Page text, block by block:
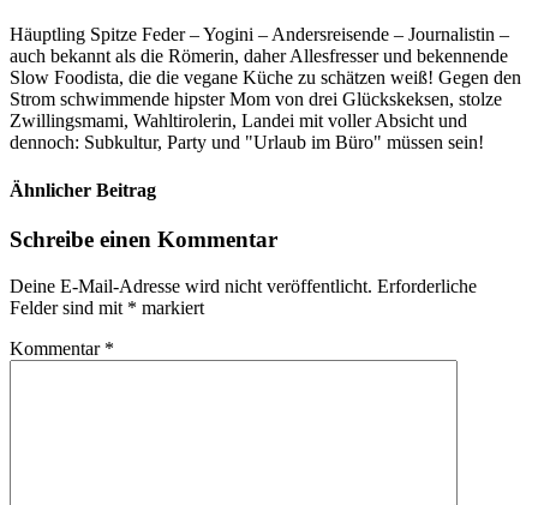
Häuptling Spitze Feder – Yogini – Andersreisende – Journalistin –
auch bekannt als die Römerin, daher Allesfresser und bekennende
Slow Foodista, die die vegane Küche zu schätzen weiß! Gegen den
Strom schwimmende hipster Mom von drei Glückskeksen, stolze
Zwillingsmami, Wahltirolerin, Landei mit voller Absicht und
dennoch: Subkultur, Party und "Urlaub im Büro" müssen sein!
Ähnlicher Beitrag
Schreibe einen Kommentar
Deine E-Mail-Adresse wird nicht veröffentlicht. Erforderliche
Felder sind mit * markiert
Kommentar *